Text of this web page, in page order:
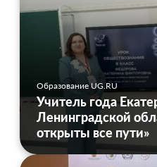
Образование UG.RU
Учитель года
Ленинградской
открыты все пути»